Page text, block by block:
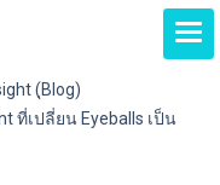
(ฺBlog)
ที่เปลี่ยน Eyeballs เป็น